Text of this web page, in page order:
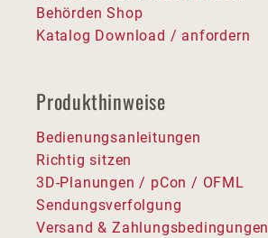
Behörden Shop
Katalog Download / anfordern
Produkthinweise
Bedienungsanleitungen
Richtig sitzen
3D-Planungen / pCon / OFML
Sendungsverfolgung
Versand & Zahlungsbedingungen